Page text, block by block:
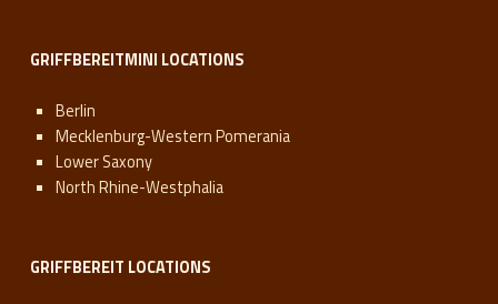
GRIFFBEREITMINI LOCATIONS
Berlin
Mecklenburg-Western Pomerania
Lower Saxony
North Rhine-Westphalia
GRIFFBEREIT LOCATIONS